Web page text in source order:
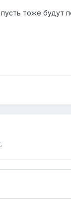
тоже будут